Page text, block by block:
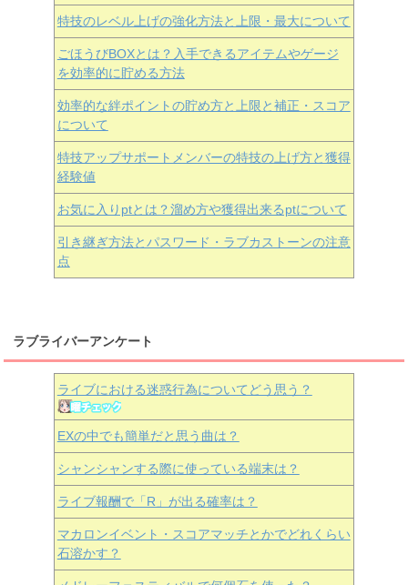
特技のレベル上げの強化方法と上限・最大について
ごほうびBOXとは？入手できるアイテムやゲージ
を効率的に貯める方法
効率的な絆ポイントの貯め方と上限と補正・スコア
について
特技アップサポートメンバーの特技の上げ方と獲得
経験値
お気に入りptとは？溜め方や獲得出来るptについて
引き継ぎ方法とパスワード・ラブカストーンの注意
点
ラブライバーアンケート
ライブにおける迷惑行為についてどう思う？
EXの中でも簡単だと思う曲は？
シャンシャンする際に使っている端末は？
ライブ報酬で「R」が出る確率は？
マカロンイベント・スコアマッチとかでどれくらい
石溶かす？